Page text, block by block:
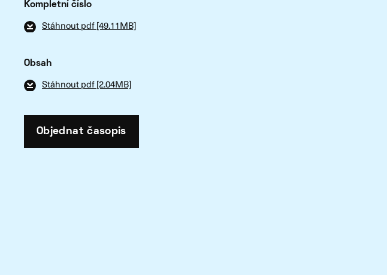
Kompletní číslo
Stáhnout pdf [49.11MB]
Obsah
Stáhnout pdf [2.04MB]
Objednat časopis